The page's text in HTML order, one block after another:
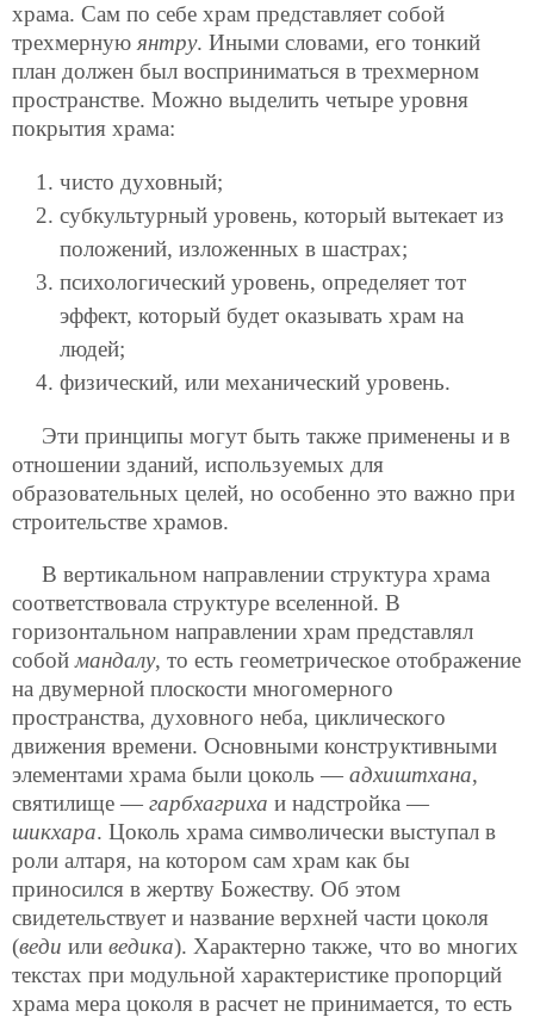
храма. Сам по себе храм представляет собой
трехмерную янтру. Иными словами, его тонкий
план должен был восприниматься в трехмерном
пространстве. Можно выделить четыре уровня
покрытия храма:
чисто духовный;
субкультурный уровень, который вытекает из
положений, изложенных в шастрах;
психологический уровень, определяет тот
эффект, который будет оказывать храм на
людей;
физический, или механический уровень.
Эти принципы могут быть также применены и в
отношении зданий, используемых для
образовательных целей, но особенно это важно при
строительстве храмов.
В вертикальном направлении структура храма
соответствовала структуре вселенной. В
горизонтальном направлении храм представлял
собоймандалу, то есть геометрическое отображение
на двумерной плоскости многомерного
пространства, духовного неба, циклического
движения времени. Основными конструктивными
элементами храма были цоколь — адхиштхана,
святилище — гарбхагриха и надстройка —
шикхара. Цоколь храма символически выступал в
роли алтаря, на котором сам храм как бы
приносился в жертву Божеству. Об этом
свидетельствует и название верхней части цоколя
(веди или ведика). Характерно также, что во многих
текстах при модульной характеристике пропорций
храма мера цоколя в расчет не принимается, то есть